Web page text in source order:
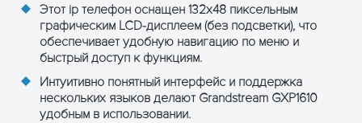
Этот ip телефон оснащен 132x48 пиксельным
графическим LCD-дисплеем (без подсветки), что
обеспечивает удобную навигацию по меню и
быстрый доступ к функциям.
Интуитивно понятный интерфейс и поддержка
нескольких языков делают Grandstream GXP1610
удобным в использовании.
Возможность
крепления на
стену
Да